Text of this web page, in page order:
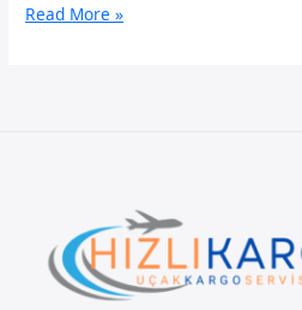
Silivri
Read More »